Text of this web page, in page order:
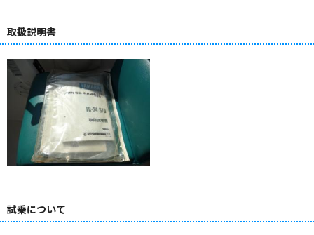
取扱説明書
試乗について